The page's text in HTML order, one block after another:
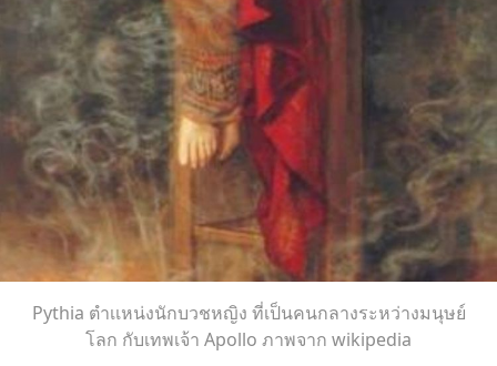
Pythia ตำเเหน่งนักบวชหญิง ที่เป็นคนกลางระหว่างมนุษย์
โลก กับเทพเจ้า Apollo ภาพจาก wikipedia